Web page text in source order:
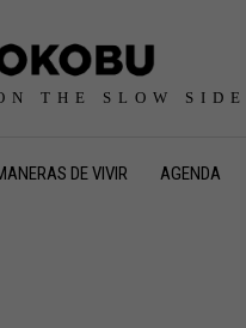
THE SLOW SIDE
DE VIVIR AGENDA